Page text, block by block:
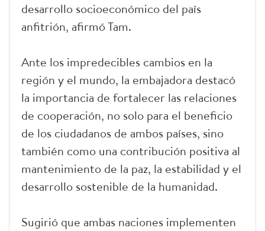
desarrollo socioeconómico del país
anfitrión, afirmó Tam.
Ante los impredecibles cambios en la
región y el mundo, la embajadora destacó
la importancia de fortalecer las relaciones
de cooperación, no solo para el beneficio
de los ciudadanos de ambos países, sino
también como una contribución positiva al
mantenimiento de la paz, la estabilidad y el
desarrollo sostenible de la humanidad.
Sugirió que ambas naciones implementen